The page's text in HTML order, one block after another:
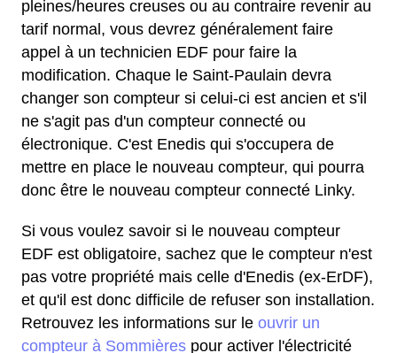
pleines/heures creuses ou au contraire revenir au
tarif normal, vous devrez généralement faire
appel à un technicien EDF pour faire la
modification. Chaque le Saint-Paulain devra
changer son compteur si celui-ci est ancien et s'il
ne s'agit pas d'un compteur connecté ou
électronique. C'est Enedis qui s'occupera de
mettre en place le nouveau compteur, qui pourra
donc être le nouveau compteur connecté Linky.
Si vous voulez savoir si le nouveau compteur
EDF est obligatoire, sachez que le compteur n'est
pas votre propriété mais celle d'Enedis (ex-ErDF),
et qu'il est donc difficile de refuser son installation.
Retrouvez les informations sur le ouvrir un
compteur à Sommières pour activer l'électricité